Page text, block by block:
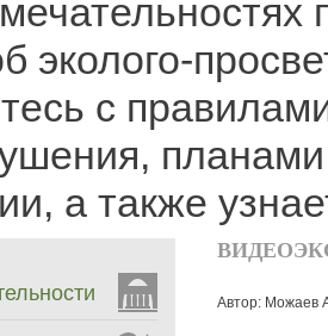
эколого-
с
а также
Автор: Можаев